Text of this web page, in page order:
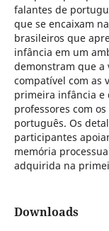
falantes de
que se encaixam
brasileiros que
infância em um
demonstram que a
compatível com as
primeira infância e
professores com
português. Os
participantes
memória
adquirida na
Downloads